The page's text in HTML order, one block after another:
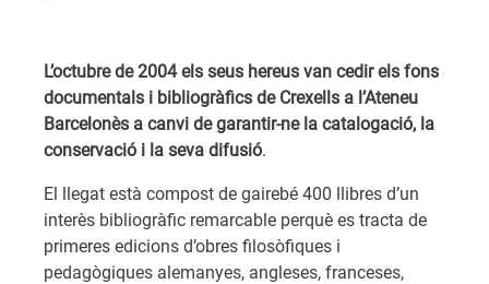
L’octubre de 2004 els seus hereus van cedir els fons
documentals i bibliogràfics de Crexells a l’Ateneu
Barcelonès a canvi de garantir-ne la catalogació, la
conservació i la seva difusió.
El llegat està compost de gairebé 400 llibres d’un
interès bibliogràfic remarcable perquè es tracta de
primeres edicions d’obres filosòfiques i
pedagògiques alemanyes, angleses, franceses,